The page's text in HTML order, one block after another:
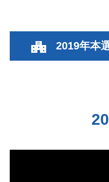
2019年本